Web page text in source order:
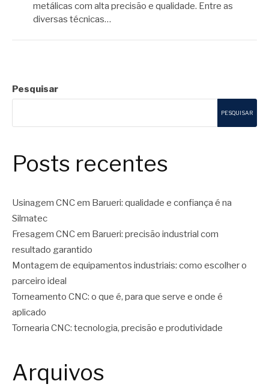
metálicas com alta precisão e qualidade. Entre as
diversas técnicas…
Pesquisar
PESQUISAR
Posts recentes
Usinagem CNC em Barueri: qualidade e confiança é na
Silmatec
Fresagem CNC em Barueri: precisão industrial com
resultado garantido
Montagem de equipamentos industriais: como escolher o
parceiro ideal
Torneamento CNC: o que é, para que serve e onde é
aplicado
Tornearia CNC: tecnologia, precisão e produtividade
Arquivos